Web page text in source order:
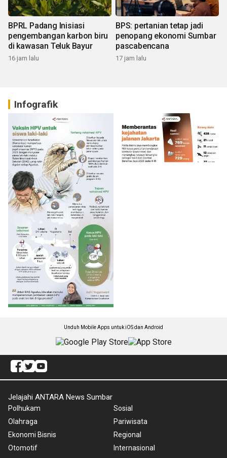
BPRL Padang Inisiasi
pengembangan karbon biru
di kawasan Teluk Bayur
16 jam lalu
BPS: pertanian tetap jadi
penopang ekonomi Sumbar
pascabencana
17 jam lalu
Infografik
Unduh Mobile Apps untuk iOS dan Android
Jelajahi ANTARA News Sumbar
Polhukam
Olahraga
Ekonomi Bisnis
Otomotif
Sosial
Pariwisata
Regional
Internasional